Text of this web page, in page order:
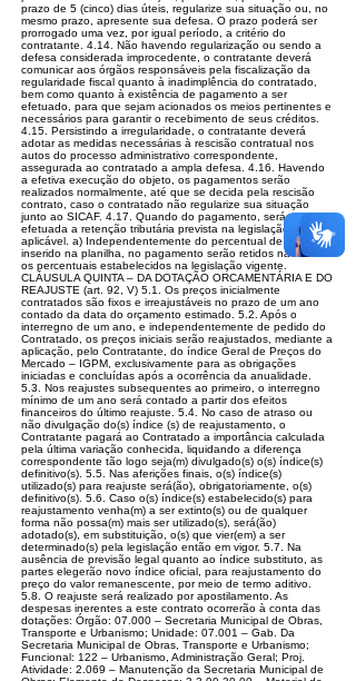
prazo de 5 (cinco) dias úteis, regularize sua situação ou, no
mesmo prazo, apresente sua defesa. O prazo poderá ser
prorrogado uma vez, por igual período, a critério do
contratante. 4.14. Não havendo regularização ou sendo a
defesa considerada improcedente, o contratante deverá
comunicar aos órgãos responsáveis pela fiscalização da
regularidade fiscal quanto à inadimplência do contratado,
bem como quanto à existência de pagamento a ser
efetuado, para que sejam acionados os meios pertinentes e
necessários para garantir o recebimento de seus créditos.
4.15. Persistindo a irregularidade, o contratante deverá
adotar as medidas necessárias à rescisão contratual nos
autos do processo administrativo correspondente,
assegurada ao contratado a ampla defesa. 4.16. Havendo
a efetiva execução do objeto, os pagamentos serão
realizados normalmente, até que se decida pela rescisão
contrato, caso o contratado não regularize sua situação
junto ao SICAF. 4.17. Quando do pagamento, será
efetuada a retenção tributária prevista na legislação
aplicável. a) Independentemente do percentual de tributo
inserido na planilha, no pagamento serão retidos na fonte
os percentuais estabelecidos na legislação vigente.
CLÁUSULA QUINTA – DA DOTAÇÃO ORCAMENTÁRIA E DO
REAJUSTE (art. 92, V) 5.1. Os preços inicialmente
contratados são fixos e irreajustáveis no prazo de um ano
contado da data do orçamento estimado. 5.2. Após o
interregno de um ano, e independentemente de pedido do
Contratado, os preços iniciais serão reajustados, mediante a
aplicação, pelo Contratante, do índice Geral de Preços do
Mercado – IGPM, exclusivamente para as obrigações
iniciadas e concluídas após a ocorrência da anualidade.
5.3. Nos reajustes subsequentes ao primeiro, o interregno
mínimo de um ano será contado a partir dos efeitos
financeiros do último reajuste. 5.4. No caso de atraso ou
não divulgação do(s) índice (s) de reajustamento, o
Contratante pagará ao Contratado a importância calculada
pela última variação conhecida, liquidando a diferença
correspondente tão logo seja(m) divulgado(s) o(s) índice(s)
definitivo(s). 5.5. Nas aferições finais, o(s) índice(s)
utilizado(s) para reajuste será(ão), obrigatoriamente, o(s)
definitivo(s). 5.6. Caso o(s) índice(s) estabelecido(s) para
reajustamento venha(m) a ser extinto(s) ou de qualquer
forma não possa(m) mais ser utilizado(s), será(ão)
adotado(s), em substituição, o(s) que vier(em) a ser
determinado(s) pela legislação então em vigor. 5.7. Na
ausência de previsão legal quanto ao índice substituto, as
partes elegerão novo índice oficial, para reajustamento do
preço do valor remanescente, por meio de termo aditivo.
5.8. O reajuste será realizado por apostilamento. As
despesas inerentes a este contrato ocorrerão à conta das
dotações: Órgão: 07.000 – Secretaria Municipal de Obras,
Transporte e Urbanismo; Unidade: 07.001 – Gab. Da
Secretaria Municipal de Obras, Transporte e Urbanismo;
Funcional: 122 – Urbanismo, Administração Geral; Proj.
Atividade: 2.069 – Manutenção da Secretaria Municipal de